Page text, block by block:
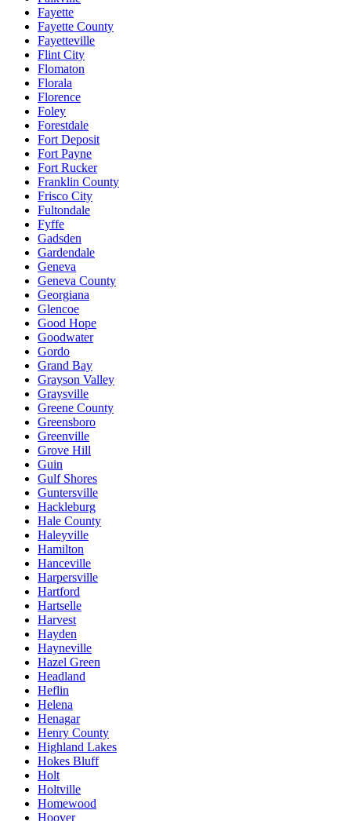
Fayette
Fayette County
Fayetteville
Flint City
Flomaton
Florala
Florence
Foley
Forestdale
Fort Deposit
Fort Payne
Fort Rucker
Franklin County
Frisco City
Fultondale
Fyffe
Gadsden
Gardendale
Geneva
Geneva County
Georgiana
Glencoe
Good Hope
Goodwater
Gordo
Grand Bay
Grayson Valley
Graysville
Greene County
Greensboro
Greenville
Grove Hill
Guin
Gulf Shores
Guntersville
Hackleburg
Hale County
Haleyville
Hamilton
Hanceville
Harpersville
Hartford
Hartselle
Harvest
Hayden
Hayneville
Hazel Green
Headland
Heflin
Helena
Henagar
Henry County
Highland Lakes
Hokes Bluff
Holt
Holtville
Homewood
Hoover